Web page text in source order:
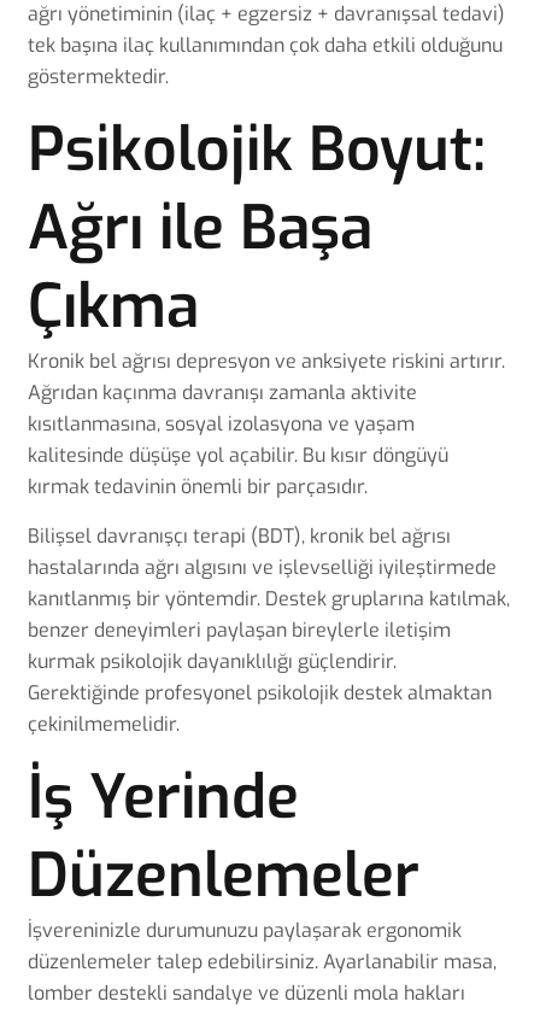
ağrı yönetiminin (ilaç + egzersiz + davranışsal tedavi)
tek başına ilaç kullanımından çok daha etkili olduğunu
göstermektedir.
Psikolojik Boyut:
Ağrı ile Başa
Çıkma
Kronik bel ağrısı depresyon ve anksiyete riskini artırır.
Ağrıdan kaçınma davranışı zamanla aktivite
kısıtlanmasına, sosyal izolasyona ve yaşam
kalitesinde düşüşe yol açabilir. Bu kısır döngüyü
kırmak tedavinin önemli bir parçasıdır.
Bilişsel davranışçı terapi (BDT), kronik bel ağrısı
hastalarında ağrı algısını ve işlevselliği iyileştirmede
kanıtlanmış bir yöntemdir. Destek gruplarına katılmak,
benzer deneyimleri paylaşan bireylerle iletişim
kurmak psikolojik dayanıklılığı güçlendirir.
Gerektiğinde profesyonel psikolojik destek almaktan
çekinilmemelidir.
İş Yerinde
Düzenlemeler
İşvereninizle durumunuzu paylaşarak ergonomik
düzenlemeler talep edebilirsiniz. Ayarlanabilir masa,
lomber destekli sandalye ve düzenli mola hakları